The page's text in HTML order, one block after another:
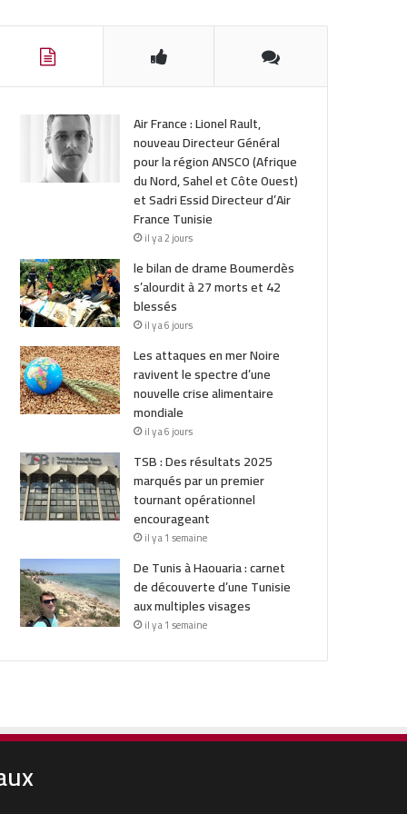
Air France : Lionel Rault,
nouveau Directeur Général
pour la région ANSCO (Afrique
du Nord, Sahel et Côte Ouest)
et Sadri Essid Directeur d’Air
France Tunisie
il y a 2 jours
le bilan de drame Boumerdès
s’alourdit à 27 morts et 42
blessés
il y a 6 jours
Les attaques en mer Noire
ravivent le spectre d’une
nouvelle crise alimentaire
mondiale
il y a 6 jours
TSB : Des résultats 2025
marqués par un premier
tournant opérationnel
encourageant
il y a 1 semaine
De Tunis à Haouaria : carnet
de découverte d’une Tunisie
aux multiples visages
il y a 1 semaine